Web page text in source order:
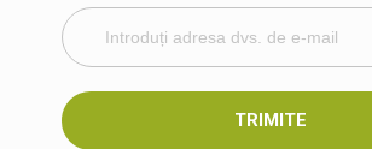
TRIMITE